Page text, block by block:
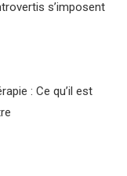
s’imposent
: Ce qu’il est